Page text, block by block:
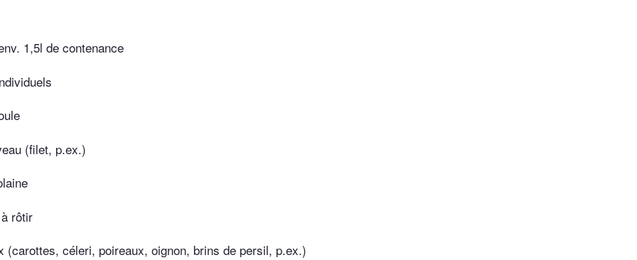
1,5l de contenance
(filet, p.ex.)
rôtir
(carottes, céleri, poireaux, oignon, brins de persil, p.ex.)